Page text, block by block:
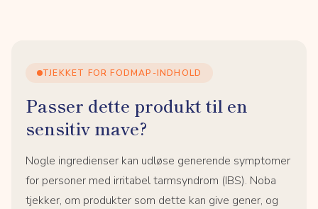
TJEKKET FOR FODMAP-INDHOLD
Passer dette produkt til en
sensitiv mave?
Nogle ingredienser kan udløse generende symptomer
for personer med irritabel tarmsyndrom (IBS). Noba
tjekker, om produkter som dette kan give gener, og